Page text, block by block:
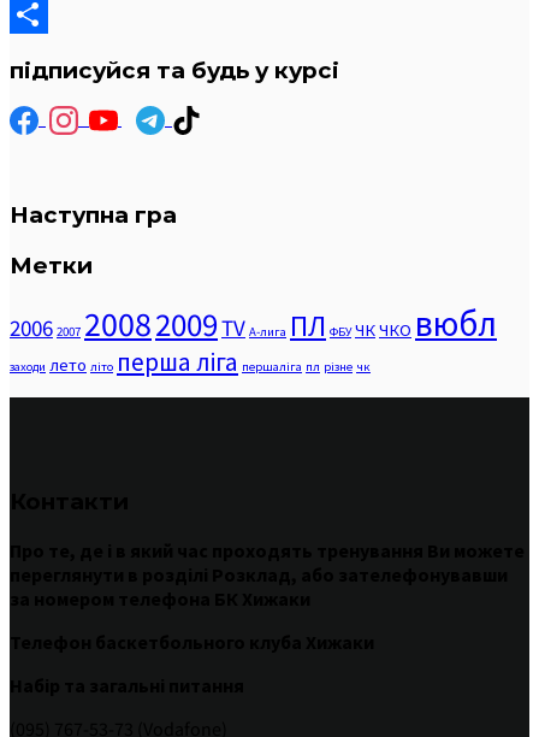
Email
підписуйся та будь у курсі
Наступна гра
Метки
2006 2007 20082009TV А-лига ПЛ ФБУ ЧКЧКО вюбл
заходи лето літо перша ліга першаліга пл різне чк